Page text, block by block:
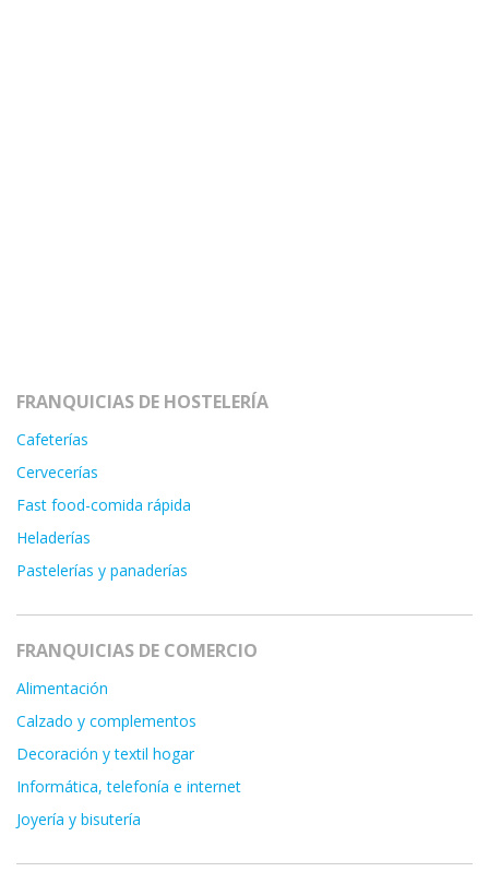
FRANQUICIAS DE HOSTELERÍA
Cafeterías
Cervecerías
Fast food-comida rápida
Heladerías
Pastelerías y panaderías
FRANQUICIAS DE COMERCIO
Alimentación
Calzado y complementos
Decoración y textil hogar
Informática, telefonía e internet
Joyería y bisutería